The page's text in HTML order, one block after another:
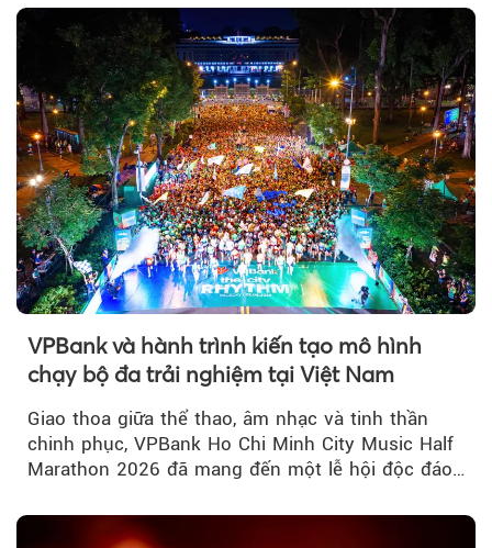
vàng thế giới bứt phá lên mức cao nhất trong
một tháng.
VPBank và hành trình kiến tạo mô hình
chạy bộ đa trải nghiệm tại Việt Nam
Giao thoa giữa thể thao, âm nhạc và tinh thần
chinh phục, VPBank Ho Chi Minh City Music Half
Marathon 2026 đã mang đến một lễ hội độc đáo